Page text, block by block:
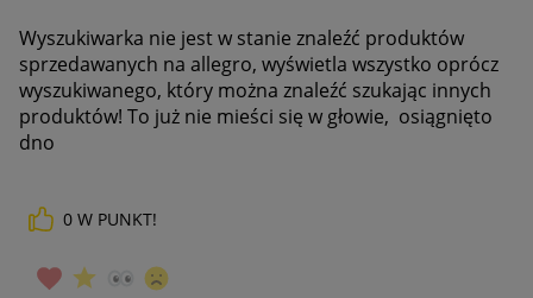
Wyszukiwarka nie jest w stanie znaleźć produktów
sprzedawanych na allegro, wyświetla wszystko oprócz
wyszukiwanego, który można znaleźć szukając innych
produktów! To już nie mieści się w głowie, osiągnięto
dno
0 W PUNKT!